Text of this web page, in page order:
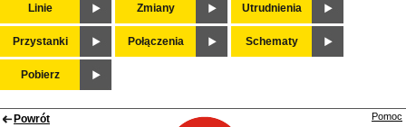
Linie Zmiany Utrudnienia
Przystanki Połączenia Schematy
Pobierz
Powrót Pomoc